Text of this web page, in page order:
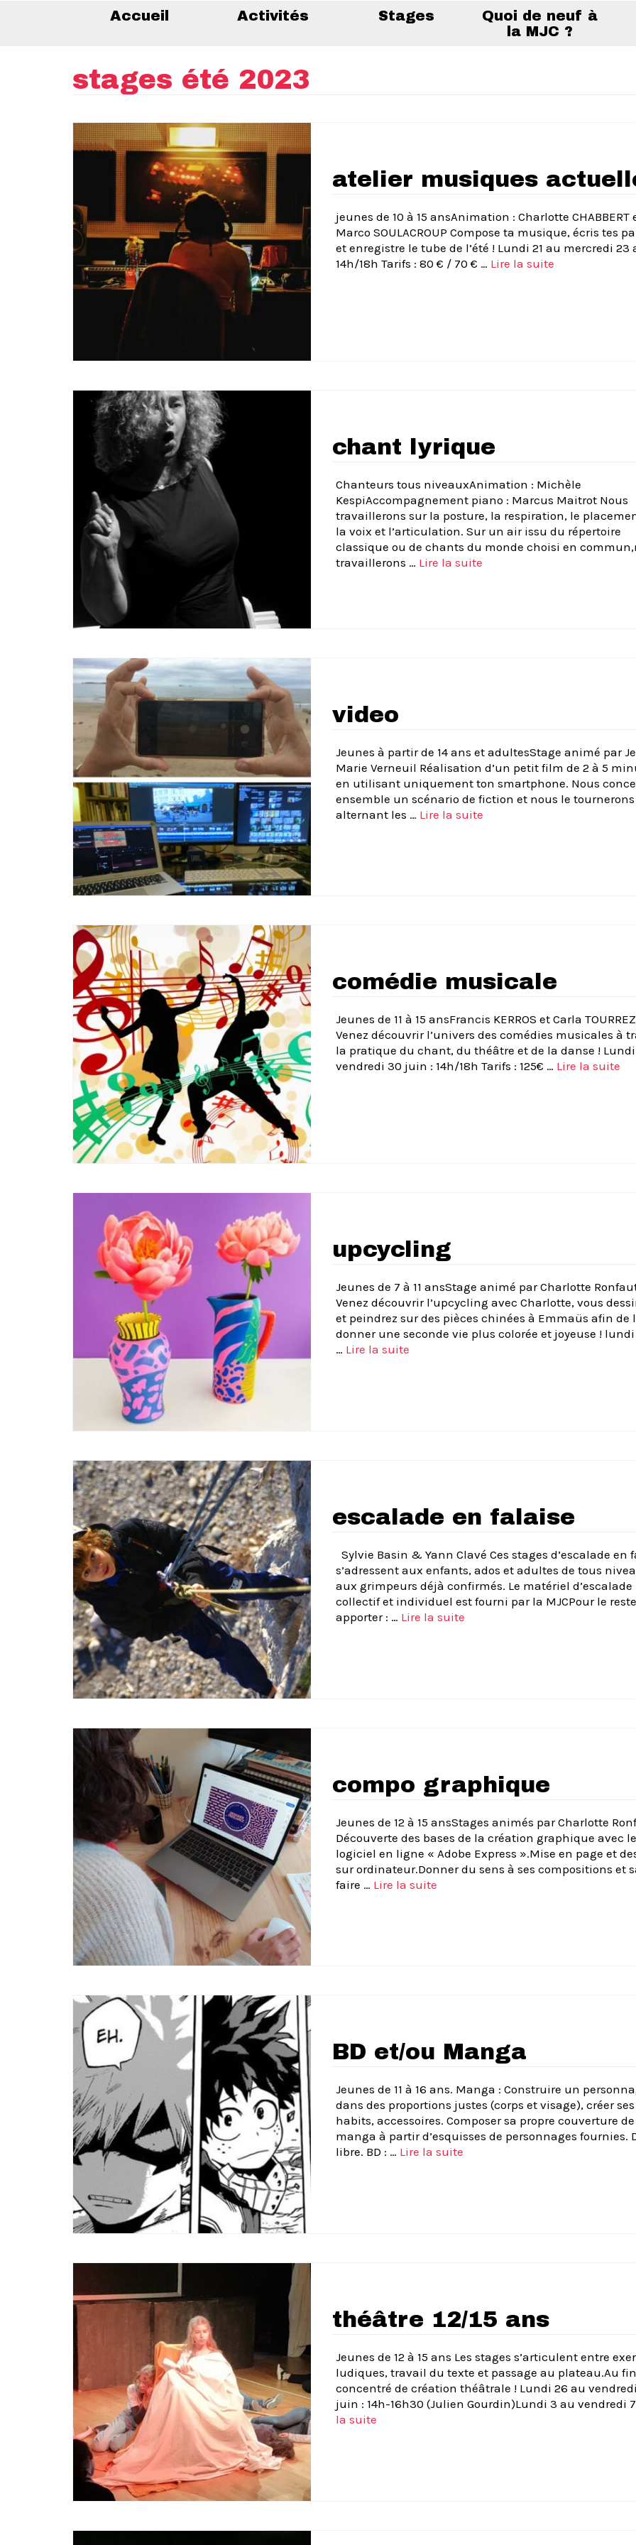
Accueil Activités Stages
Quoi de neuf à
la MJC ?
stages été 2023
atelier musiques
jeunes de 10 à 15 ansAnimation : Charlotte CHABBERT
Marco SOULACROUP Compose ta musique, écris tes
et enregistre le tube de l’été ! Lundi 21 au mercredi 23
14h/18h Tarifs : 80 € / 70 € … Lire la suite­­
chant lyrique
Chanteurs tous niveauxAnimation : Michèle
KespiAccompagnement piano : Marcus Maitrot Nous
travaillerons sur la posture, la respiration, le
la voix et l’articulation. Sur un air issu du répertoire
classique ou de chants du monde choisi en
travaillerons … Lire la suite­­
video
Jeunes à partir de 14 ans et adultesStage animé par
Marie Verneuil Réalisation d’un petit film de 2 à 5
en utilisant uniquement ton smartphone. Nous
ensemble un scénario de fiction et nous le tournerons
alternant les … Lire la suite­­
comédie musicale
Jeunes de 11 à 15 ansFrancis KERROS et Carla TOURREZ
Venez découvrir l’univers des comédies musicales à
la pratique du chant, du théâtre et de la danse !
vendredi 30 juin : 14h/18h Tarifs : 125€ … Lire la suite­­
upcycling
Jeunes de 7 à 11 ansStage animé par Charlotte
Venez découvrir l’upcycling avec Charlotte, vous
et peindrez sur des pièces chinées à Emmaüs afin de
donner une seconde vie plus colorée et joyeuse ! lundi
… Lire la suite­­
escalade en falaise
Sylvie Basin & Yann Clavé Ces stages d’escalade en
s’adressent aux enfants, ados et adultes de tous
aux grimpeurs déjà confirmés. Le matériel d’escalade
collectif et individuel est fourni par la MJCPour le
apporter : … Lire la suite­­
compo graphique
Jeunes de 12 à 15 ansStages animés par Charlotte
Découverte des bases de la création graphique avec le
logiciel en ligne « Adobe Express ».Mise en page et
sur ordinateur.Donner du sens à ses compositions et
faire … Lire la suite­­
BD et/ou Manga
Jeunes de 11 à 16 ans. Manga : Construire un
dans des proportions justes (corps et visage), créer ses
habits, accessoires. Composer sa propre couverture de
manga à partir d’esquisses de personnages fournies.
libre. BD : … Lire la suite­­
théâtre 12/15 ans
Jeunes de 12 à 15 ans Les stages s’articulent entre
ludiques, travail du texte et passage au plateau.Au
concentré de création théâtrale ! Lundi 26 au
juin : 14h-16h30 (Julien Gourdin)Lundi 3 au vendredi
la suite­­